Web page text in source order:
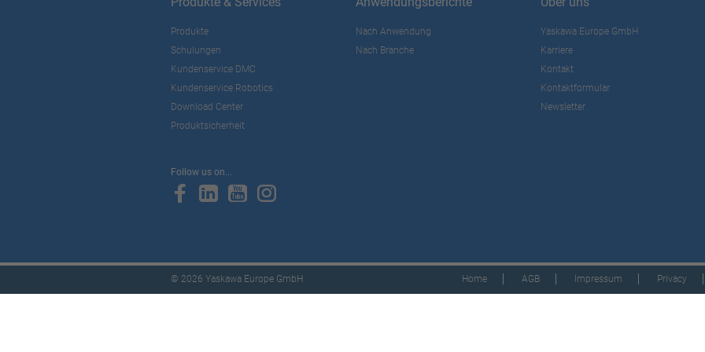
Produkte
Schulungen
Kundenservice DMC
Kundenservice Robotics
Download Center
Produktsicherheit
Nach Anwendung
Nach Branche
Yaskawa Europe GmbH
Karriere
Kontakt
Kontaktformular
Newsletter
Follow us on...
© 2026 Yaskawa Europe GmbH Home AGB Impressum Privacy